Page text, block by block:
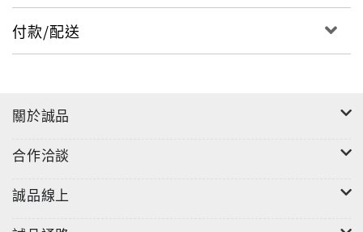
付款/配送
關於誠品
合作洽談
誠品線上